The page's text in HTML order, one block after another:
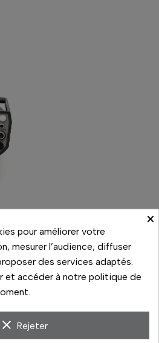
×
pour améliorer votre
mesurer l’audience, diffuser
des services adaptés.
et accéder à notre politique de
clear Rejeter